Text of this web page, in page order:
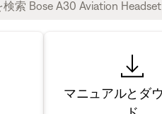
マニュアルとダ